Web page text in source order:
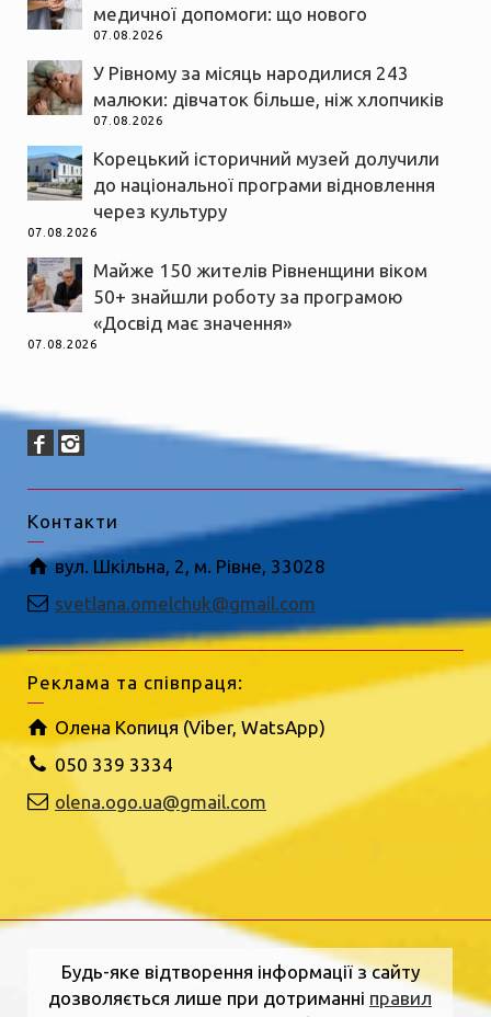
медичної допомоги: що нового
07.08.2026
У Рівному за місяць народилися 243
малюки: дівчаток більше, ніж хлопчиків
07.08.2026
Корецький історичний музей долучили
до національної програми відновлення
через культуру
07.08.2026
Майже 150 жителів Рівненщини віком
50+ знайшли роботу за програмою
«Досвід має значення»
07.08.2026
Контакти
вул. Шкільна, 2, м. Рівне, 33028
svetlana.omelchuk@gmail.com
Реклама та співпраця:
Олена Копиця (Viber, WatsApp)
050 339 3334
olena.ogo.ua@gmail.com
Будь-яке відтворення інформації з сайту
дозволяється лише при дотриманні правил